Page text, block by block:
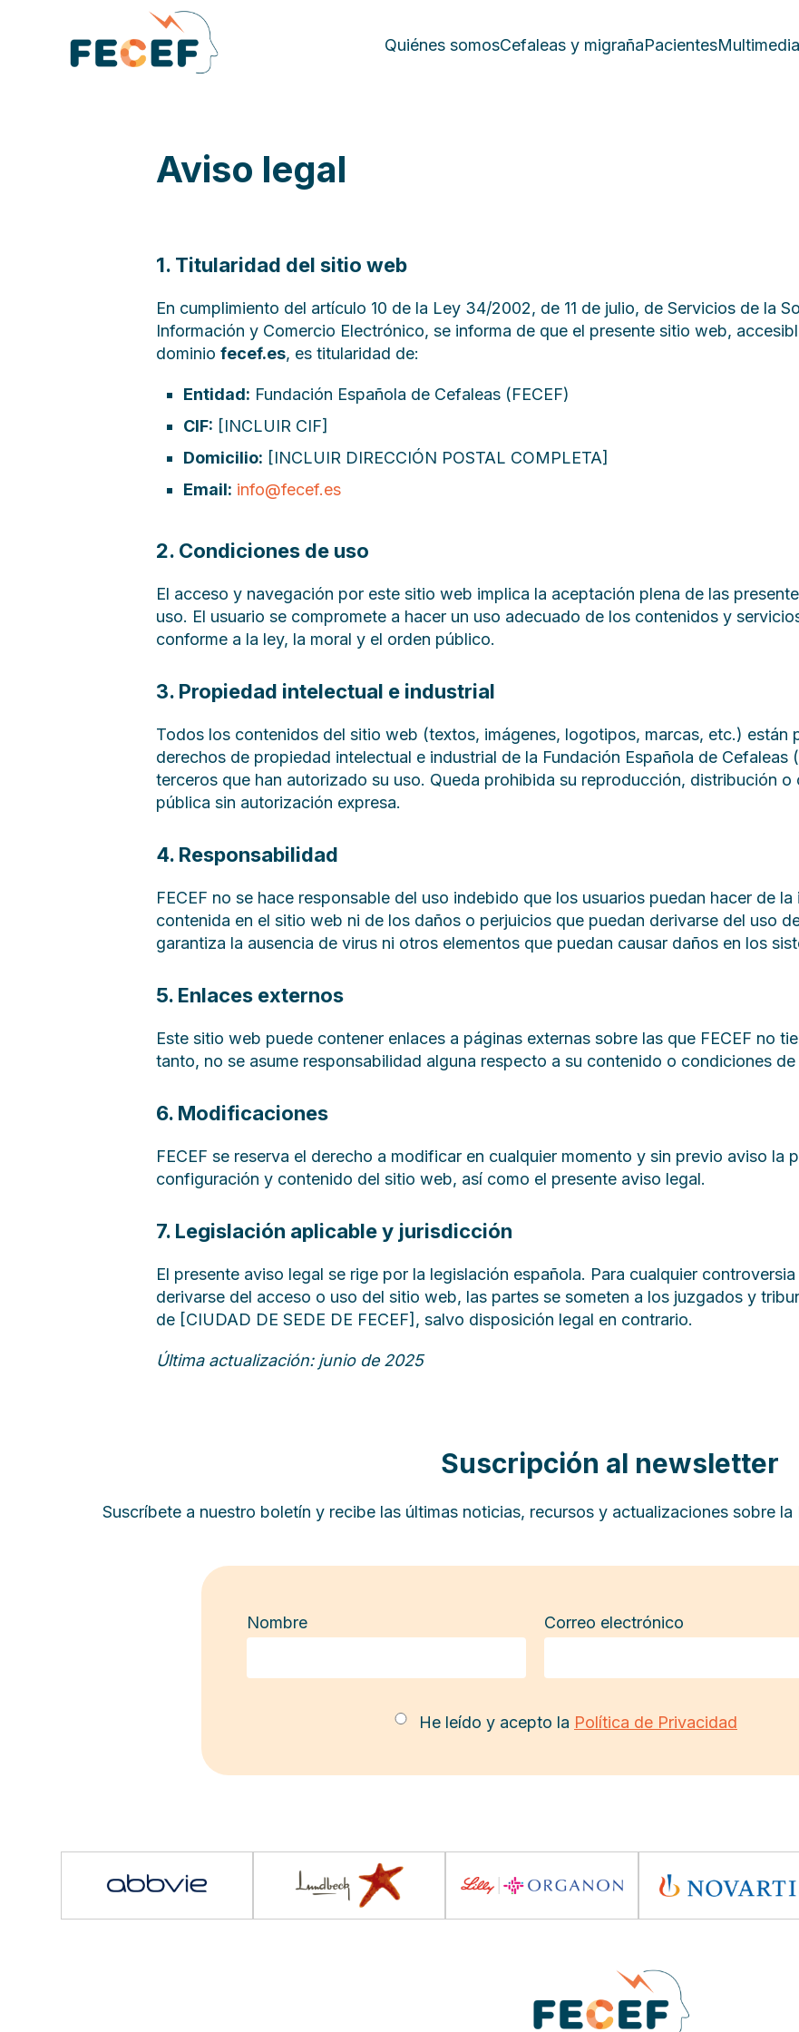
Quiénes somosCefaleas y migrañaPacientesMultimedia
Aviso legal
1. Titularidad del sitio web
En cumplimiento del artículo 10 de la Ley 34/2002, de 11 de julio, de Servicios de la
Información y Comercio Electrónico, se informa de que el presente sitio web,
dominio fecef.es, es titularidad de:
Entidad: Fundación Española de Cefaleas (FECEF)
CIF: [INCLUIR CIF]
Domicilio: [INCLUIR DIRECCIÓN POSTAL COMPLETA]
Email: info@fecef.es
2. Condiciones de uso
El acceso y navegación por este sitio web implica la aceptación plena de las
uso. El usuario se compromete a hacer un uso adecuado de los contenidos y
conforme a la ley, la moral y el orden público.
3. Propiedad intelectual e industrial
Todos los contenidos del sitio web (textos, imágenes, logotipos, marcas, etc.) están
derechos de propiedad intelectual e industrial de la Fundación Española de Cefaleas
terceros que han autorizado su uso. Queda prohibida su reproducción, distribución o
pública sin autorización expresa.
4. Responsabilidad
FECEF no se hace responsable del uso indebido que los usuarios puedan hacer de la
contenida en el sitio web ni de los daños o perjuicios que puedan derivarse del uso
garantiza la ausencia de virus ni otros elementos que puedan causar daños en los
5. Enlaces externos
Este sitio web puede contener enlaces a páginas externas sobre las que FECEF no
tanto, no se asume responsabilidad alguna respecto a su contenido o condiciones de
6. Modificaciones
FECEF se reserva el derecho a modificar en cualquier momento y sin previo aviso la
configuración y contenido del sitio web, así como el presente aviso legal.
7. Legislación aplicable y jurisdicción
El presente aviso legal se rige por la legislación española. Para cualquier
derivarse del acceso o uso del sitio web, las partes se someten a los juzgados y
de [CIUDAD DE SEDE DE FECEF], salvo disposición legal en contrario.
Última actualización: junio de 2025
Suscripción al newsletter
Suscríbete a nuestro boletín y recibe las últimas noticias, recursos y actualizaciones sobre
Nombre Correo electrónico
He leído y acepto la Política de Privacidad